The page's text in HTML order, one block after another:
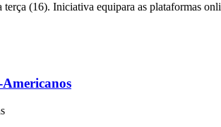
(16). Iniciativa equipara as plataformas